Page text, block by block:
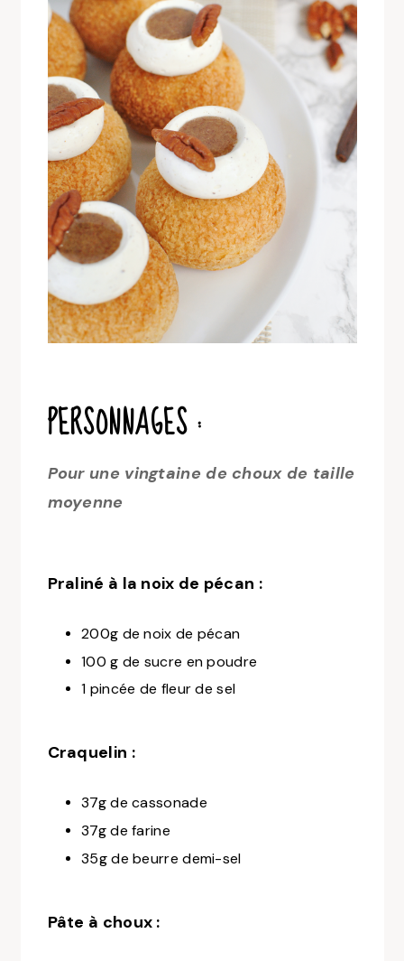
PERSONNAGES :
Pour une vingtaine de choux de taille
moyenne
Praliné à la noix de pécan :
200g de noix de pécan
100 g de sucre en poudre
1 pincée de fleur de sel
Craquelin :
37g de cassonade
37g de farine
35g de beurre demi-sel
Pâte à choux :